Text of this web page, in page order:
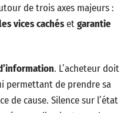
de trois axes majeurs :
vices cachésetgarantie
. L’acheteur doit
permettant de prendre sa
de cause. Silence sur l’état